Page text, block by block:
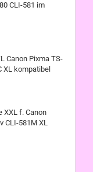
CLI-581 im
Canon Pixma TS-
XL kompatibel
XXL f. Canon
CLI-581M XL